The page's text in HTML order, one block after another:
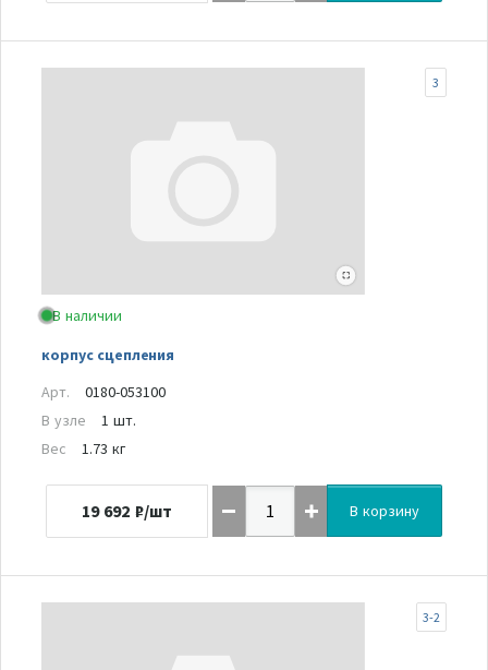
В наличии
корпус сцепления
3
Арт.
0180-053100
В узле
1 шт.
Вес
1.73 кг
19 692 ₽/шт В корзину
3-2